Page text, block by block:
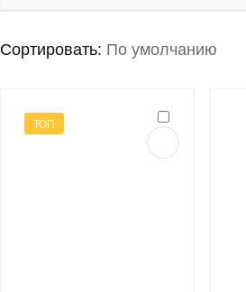
Сортировать: По умолчанию
ТОП